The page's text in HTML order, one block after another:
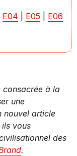
E04 E05
E06
consacrée à la
une
nouvel article
vous
des
.